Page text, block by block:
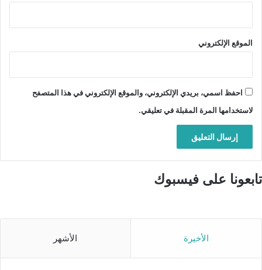
الموقع الإلكتروني
احفظ اسمي، بريدي الإلكتروني، والموقع الإلكتروني في هذا المتصفح
لاستخدامها المرة المقبلة في تعليقي.
تابعونا على فيسبوك
الأخيرة الأشهر